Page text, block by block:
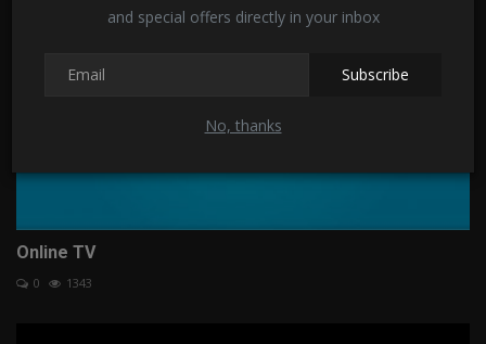
and special offers directly in your inbox
Subscribe
No, thanks
Online TV
0 1343